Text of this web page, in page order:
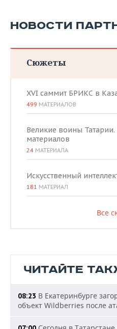
НОВОСТИ
Сюжеты
XVI саммит БРИКС в
499 МАТЕРИАЛОВ
Великие воины
материалов
24 МАТЕРИАЛА
Искусственный
181 МАТЕРИАЛ
Все
ЧИТАЙТЕ
08:23 В Екатеринбурге
объект Wildberries после